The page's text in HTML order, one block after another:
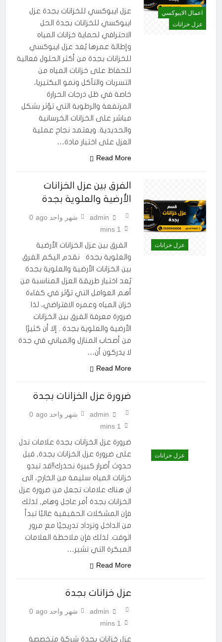
اعمال الايبوكسي
عزل خزانات
عزل ايبوكسي للخزانات بجدة عزل
ايبوكسي للخزانات بجدة الحل
الاحترافي لحماية خزانات المياه
وإطالة عمرها يُعد عزل ايبوكسي
للخزانات بجدة من أكثر الحلول فعالية
للحفاظ على خزانات المياه من
التسربات والتآكل ونمو البكتيريا،
خاصة في ظل درجات الحرارة
المرتفعة والرطوبة التي تؤثر بشكل
مباشر على الخزانات الخرسانية
والحديدية. ويعتمد نجاح عملية
العزل على اختيار مادة…
Read More
عزل خزانات
الفرق بين عزل الخزانات
الأرضية والعلوية بجدة
admin شهر واحد ago
0
1 mins
الفرق بين عزل الخزانات الأرضية
والعلوية بجدة نقدم اليكم الفرق
بين الخزانات الأرضية والعلوية بجدة
يُعد اختيار طريقة العزل المناسبة من
أهم العوامل التي تؤثر في كفاءة
خزان المياه وعمره الافتراضي، لذا
ضرورة معرفة الفرق بين الخزانات
الأرضية والعلوية بجدة . إلا أن كثيرًا
من أصحاب المنازل والمباني في جدة
لا يدركون أن…
Read More
عزل خزانات
ضرورة عزل الخزانات بجدة
admin شهر واحد ago
0
1 mins
ضرورة عزل الخزانات بجدة علامات تدل
على ضرورة عزل الخزانات بجدة, قبل
حدوث أضرار كبيرة نحذرك!!قد تبدو
خزانات المياه سليمة من الخارج، الى
ان هناك علامات تجعل من ضرورة عزل
الخزانات بجدة أمر عاجل وهام, لذلك
فإن المشكلات الحقيقية غالبًا تبدأ
من الداخل وتزداد تدريجيًا مع مرور
الوقت. لذلك فإن ملاحظة العلامات
المبكرة التي تشير…
Read More
عزل خزانات بجدة
admin شهر واحد ago
0
1 mins
عزل خزانات بجدة شركة متخصصة